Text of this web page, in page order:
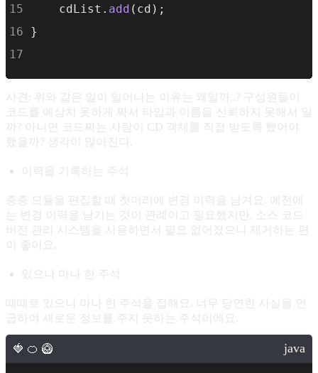
protected Container parent
* Loader를 설치할 때 구성이 끝나야 할 어
     */
protected ClassLoader
    /**
     */
protected Pipeline pipeline = new
    /**
     * 컨테이너와 관련된 Realm
     */
    cdList.
add (cd);
}
사견: 위와 같은 일이 일어나는 이유는 왜일까..? 구성원들이
코드를 예상치 못하게 짜서 타입과 이름을 신뢰하지 못해서 일
까? 아니면 코드짜는 사람이 CD 객체를 직접 받도록 했어야
했을까? 생각이 많아진다.
이력을 기록하는 주석
종종 모듈을 편집할 때 첫머리에 변경 이력을 남겨요. 예전에
는 변경 이력을 남기는 것이 관례이고 필요했지만, 소스 코드
버전 관리 시스템을 사용하면서 필요 없어졌으니 제거하는 편
이 좋아요.
있으나 마나 한 주석
때때로 있으나 마나 한 주석을 접해요. 너무 당연한 사실을 언
급하여 새로운 정보를 주지 못하는 주석이에요.